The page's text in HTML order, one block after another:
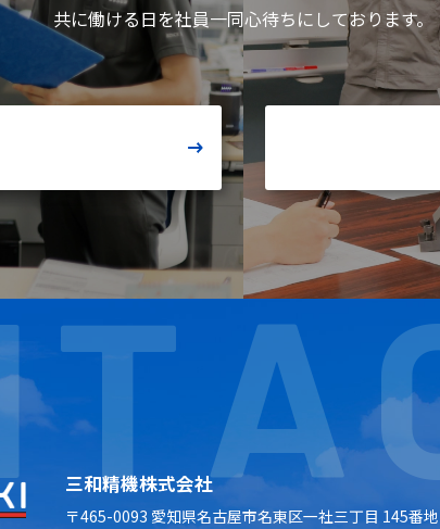
共に働ける日を社員一同心待ちにしております。
TA
三和精機株式会社
〒465-0093 愛知県名古屋市名東区一社三丁目 145番地